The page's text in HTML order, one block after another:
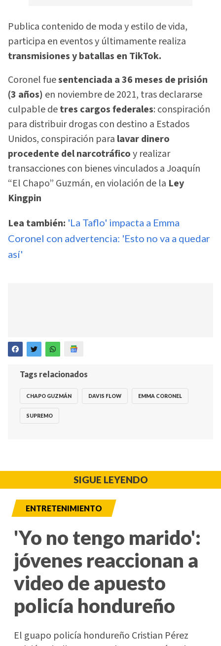
Publica contenido de moda y estilo de vida,
participa en eventos y últimamente realiza
transmisiones y batallas en TikTok.
Coronel fuesentenciada a 36 meses de prisión
(3 años) en noviembre de 2021, tras declararse
culpable detres cargos federales: conspiración
para distribuir drogas con destino a Estados
Unidos, conspiración para lavar dinero
procedente del narcotráficoy realizar
transacciones con bienes vinculados a Joaquín
“El Chapo” Guzmán, en violación de la Ley
Kingpin
Lea también: 'La Taflo' impacta a Emma
Coronel con advertencia: 'Esto no va a quedar
así'
Tags relacionados
CHAPO GUZMÁN DAVIS FLOW EMMA CORONEL
SUPREMO
SIGUE LEYENDO
ENTRETENIMIENTO
'Yo no tengo marido':
jóvenes reaccionan a
video de apuesto
policía hondureño
El guapo policía hondureño Cristian Pérez